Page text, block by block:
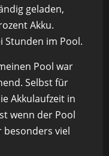
geladen,
Akku.
Stunden im Pool.
Pool war
Selbst für
Akkulaufzeit in
wenn der Pool
viel